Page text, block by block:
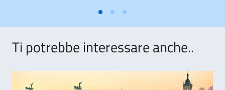
Ti potrebbe interessare anche..